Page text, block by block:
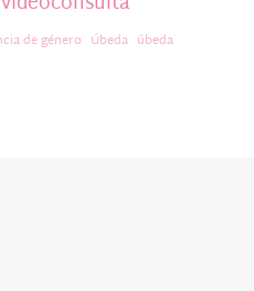
de género Úbeda úbeda